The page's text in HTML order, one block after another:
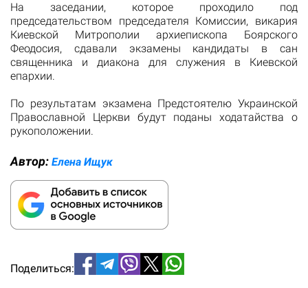
На заседании, которое проходило под
председательством председателя Комиссии, викария
Киевской Митрополии архиепископа Боярского
Феодосия, сдавали экзамены кандидаты в сан
священника и диакона для служения в Киевской
епархии.
По результатам экзамена Предстоятелю Украинской
Православной Церкви будут поданы ходатайства о
рукоположении.
Автор: Елена Ищук
Поделиться: